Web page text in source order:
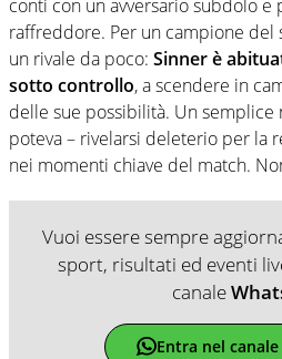
conti con un avversario subdolo e
raffreddore. Per un campione
un rivale da poco: Sinner è
sotto controllo, a scendere in
delle sue possibilità. Un semplice
poteva – rivelarsi deleterio per la
nei momenti chiave del match.
Vuoi essere sempre
sport, risultati ed eventi
canale
Entra nel